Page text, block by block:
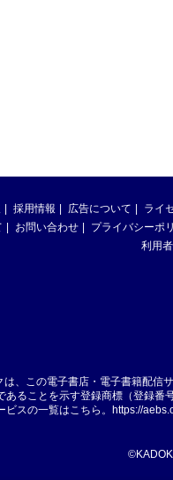
採用情報 広告について ライ
お問い合わせ プライバシーポ
利用
は、この電子書店・電子書籍配信
あることを示す登録商標（登録番
ビスの一覧はこちら。 https://